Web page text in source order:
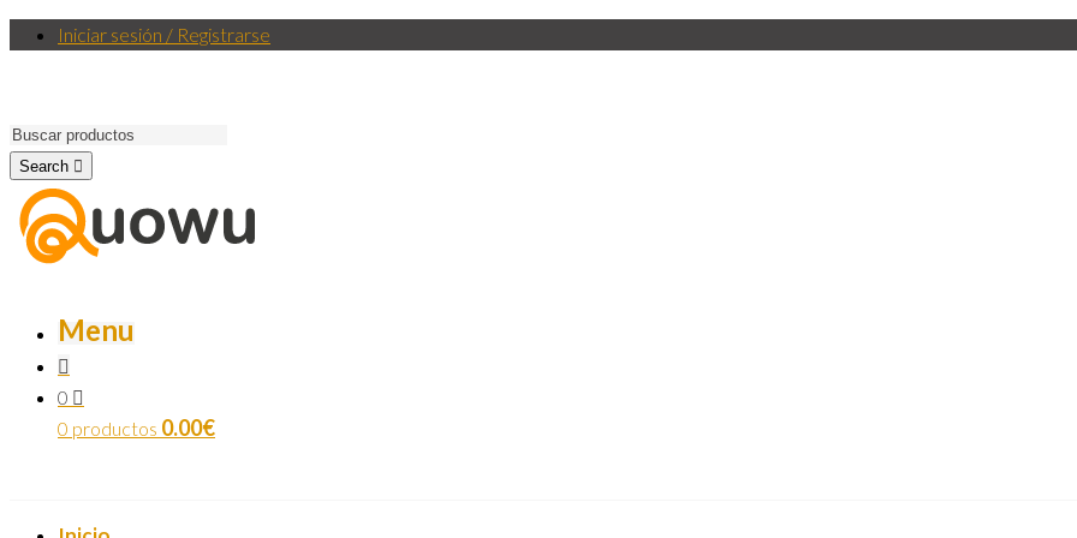
Iniciar sesión / Registrarse
Search
Menu
0
0 productos 0.00€